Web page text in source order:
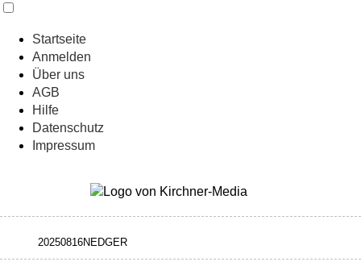
Startseite
Anmelden
Über uns
AGB
Hilfe
Datenschutz
Impressum